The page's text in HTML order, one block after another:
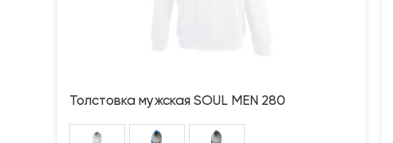
Толстовка мужская SOUL MEN 280